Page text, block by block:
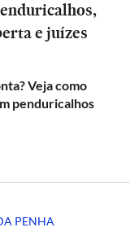
e juízes
Veja como
penduricalhos
PENHA